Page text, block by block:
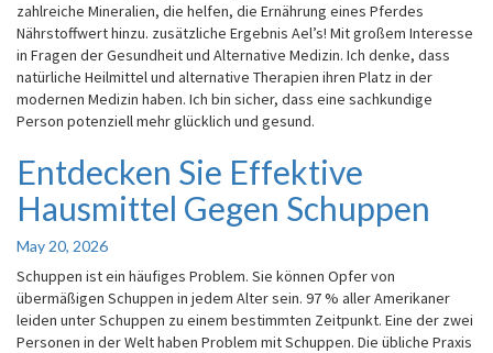
zahlreiche Mineralien, die helfen, die Ernährung eines Pferdes
Nährstoffwert hinzu. zusätzliche Ergebnis Ael’s! Mit großem Interesse
in Fragen der Gesundheit und Alternative Medizin. Ich denke, dass
natürliche Heilmittel und alternative Therapien ihren Platz in der
modernen Medizin haben. Ich bin sicher, dass eine sachkundige
Person potenziell mehr glücklich und gesund.
Entdecken
Sie
Effektive
Gegen
Schuppen
Entdecken Sie Effektive
Hausmittel Gegen Schuppen
May 20, 2026
Schuppen ist ein häufiges Problem. Sie können Opfer von
übermäßigen Schuppen in jedem Alter sein. 97 % aller Amerikaner
leiden unter Schuppen zu einem bestimmten Zeitpunkt. Eine der zwei
Personen in der Welt haben Problem mit Schuppen. Die übliche Praxis